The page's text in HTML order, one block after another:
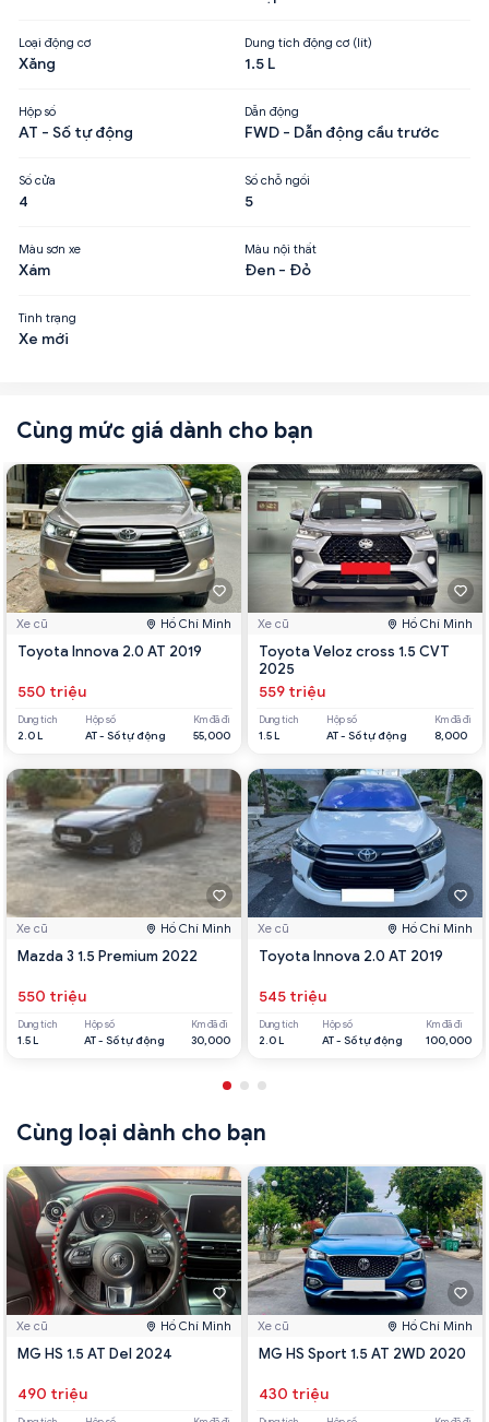
Loại động cơ
Xăng
Dung tích động cơ (lít)
1.5 L
Hộp số
AT - Số tự động
Dẫn động
FWD - Dẫn động cầu trước
Số cửa
4
Số chỗ ngồi
5
Màu sơn xe
Xám
Màu nội thất
Đen - Đỏ
Tình trạng
Xe mới
Cùng mức giá dành cho bạn
Xe cũ Hồ Chí Minh
Toyota Innova 2.0 AT 2019
550 triệu
Dung tích
2.0 L
Hộp số
AT - Số tự động
Km đã đi
55,000
Xe cũ Hồ Chí Minh
Mazda 3 1.5 Premium 2022
550 triệu
Dung tích
1.5 L
Hộp số
AT - Số tự động
Km đã đi
30,000
Xe cũ Hồ Chí Minh
Toyota Veloz cross 1.5 CVT
2025
559 triệu
Dung tích
1.5 L
Hộp số
AT - Số tự động
Km đã đi
8,000
Xe cũ Hồ Chí Minh
Toyota Innova 2.0 AT 2019
545 triệu
Dung tích
2.0 L
Hộp số
AT - Số tự động
Km đã đi
100,000
Cùng loại dành cho bạn
Xe cũ Hồ Chí Minh
MG HS 1.5 AT Del 2024
490 triệu
Xe cũ Hồ Chí Minh
MG HS Sport 1.5 AT 2WD 2020
430 triệu